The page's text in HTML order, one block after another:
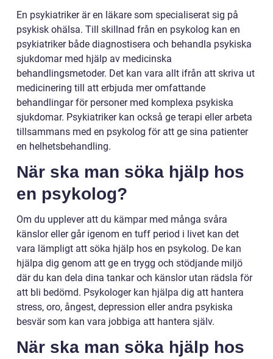
En psykiatriker är en läkare som specialiserat sig på
psykisk ohälsa. Till skillnad från en psykolog kan en
psykiatriker både diagnostisera och behandla psykiska
sjukdomar med hjälp av medicinska
behandlingsmetoder. Det kan vara allt ifrån att skriva ut
medicinering till att erbjuda mer omfattande
behandlingar för personer med komplexa psykiska
sjukdomar. Psykiatriker kan också ge terapi eller arbeta
tillsammans med en psykolog för att ge sina patienter
en helhetsbehandling.
När ska man söka hjälp hos
en psykolog?
Om du upplever att du kämpar med många svåra
känslor eller går igenom en tuff period i livet kan det
vara lämpligt att söka hjälp hos en psykolog. De kan
hjälpa dig genom att ge en trygg och stödjande miljö
där du kan dela dina tankar och känslor utan rädsla för
att bli bedömd. Psykologer kan hjälpa dig att hantera
stress, oro, ångest, depression eller andra psykiska
besvär som kan vara jobbiga att hantera själv.
När ska man söka hjälp hos